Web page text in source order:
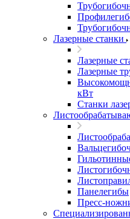
Лазерные станки
Лазерные
Лазерные
кВт
Станки
Панелегибы
Пресс-